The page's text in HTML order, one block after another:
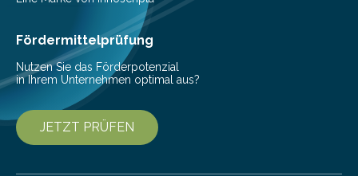
Generation den Wissenschaftshafen mit dem Uni-
Campus und dem ÖPNV verbinden….
Fördermittelprüfung
Nutzen Sie das Förderpotenzial
in Ihrem Unternehmen optimal aus?
JETZT PRÜFEN